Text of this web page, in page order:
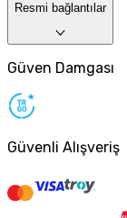
Resmi bağlantılar
Güven Damgası
Güvenli Alışveriş